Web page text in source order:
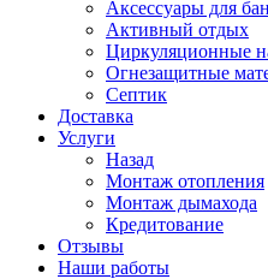
Аксессуары для
Активный отдых
Циркуляционные
Огнезащитные
Септик
Доставка
Услуги
Назад
Монтаж отопления
Монтаж дымахода
Кредитование
Отзывы
Наши работы